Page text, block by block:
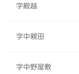
字殿越
字中親田
字中野屋敷